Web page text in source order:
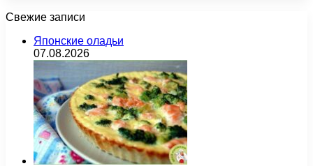
Свежие записи
Японские оладьи
07.08.2026